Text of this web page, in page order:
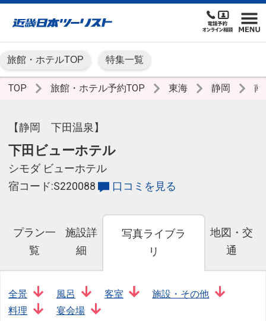
旅館・ホテルTOP 特集一覧
TOP 旅館・ホテル予約TOP 東海 静岡
【静岡 下田温泉】
下田ビューホテル
シモダ ビューホテル
宿コード:S220088
口コミを見る
プラン一
覧
施設詳
細
写真ライブラ
リ
地図・交
通
全景 風呂 客室
施設・その他
料理
宴会場